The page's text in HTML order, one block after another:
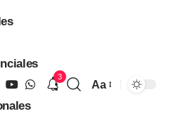
3
Aa